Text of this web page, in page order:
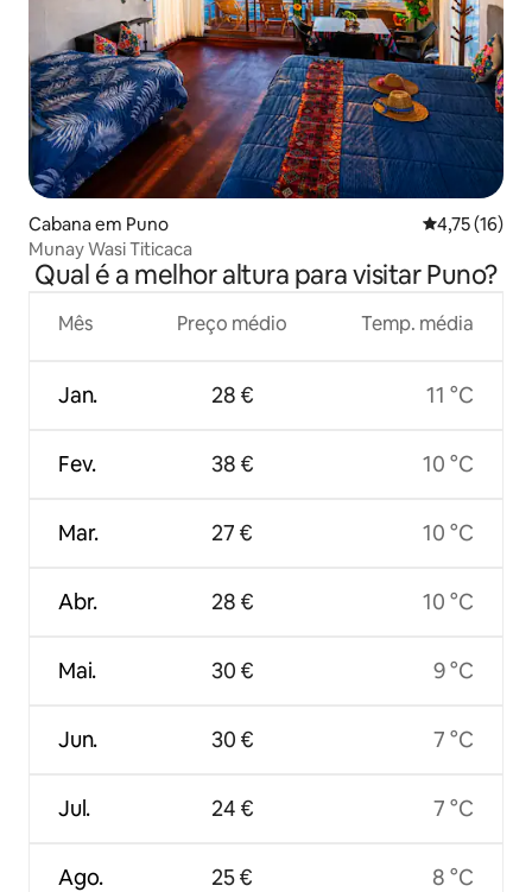
Cabana em Puno
4,75 (16)
Munay Wasi Titicaca
Qual é a melhor altura para visitar Puno?
Mês
Jan.
Fev.
Mar.
Abr.
Mai.
Jun.
Jul.
Ago.
Preço médio
28 €
38 €
27 €
28 €
30 €
30 €
24 €
25 €
Temp. média
11 °C
10 °C
10 °C
10 °C
9 °C
7 °C
7 °C
8 °C